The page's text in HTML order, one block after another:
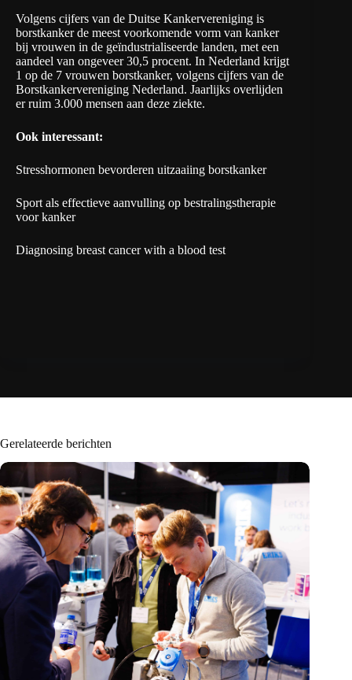
Volgens cijfers van de Duitse Kankervereniging is
borstkanker de meest voorkomende vorm van kanker
bij vrouwen in de geïndustrialiseerde landen, met een
aandeel van ongeveer 30,5 procent. In Nederland krijgt
1 op de 7 vrouwen borstkanker, volgens cijfers van de
Borstkankervereniging Nederland. Jaarlijks overlijden
er ruim 3.000 mensen aan deze ziekte.
Ook interessant:
Stresshormonen bevorderen uitzaaiing borstkanker
Sport als effectieve aanvulling op bestralingstherapie
voor kanker
Diagnosing breast cancer with a blood test
Gerelateerde berichten